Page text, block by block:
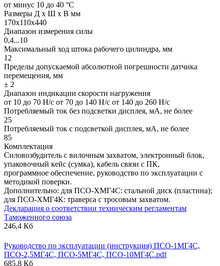
от минус 10 до 40 °С
Размеры Д x Ш x В мм
170х110х440
Диапазон измерения силы
0,4...10
Максимальный ход штока рабочего цилиндра, мм
12
Пределы допускаемой абсолютной погрешности датчика
перемещения, мм
± 2
Диапазон индикации скорости нагружения
от 10 до 70 Н/с от 70 до 140 Н/с от 140 до 260 Н/с
Потребляемый ток без подсветки дисплея, мА, не более
25
Потребляемый ток с подсветкой дисплея, мА, не более
85
Комплектация
Силовозбудитель с вилочным захватом, электронный блок,
упаковочный кейс (сумка), кабель связи с ПК,
программное обеспечение, руководство по эксплуатации с
методикой поверки.
Дополнительно: для ПСО-ХМГ4С: стальной диск (пластина);
для ПСО-ХМГ4К: траверса с тросовым захватом.
Декларация о соответствии техническим регламентам
Таможенного союза
246,4 Кб
Руководство по эксплуатации (инструкция) ПСО-1МГ4С,
ПСО-2,5МГ4С, ПСО-5МГ4С, ПСО-10МГ4С.pdf
685,8 Кб